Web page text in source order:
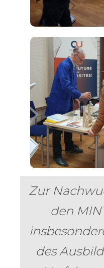
Zur
den
des